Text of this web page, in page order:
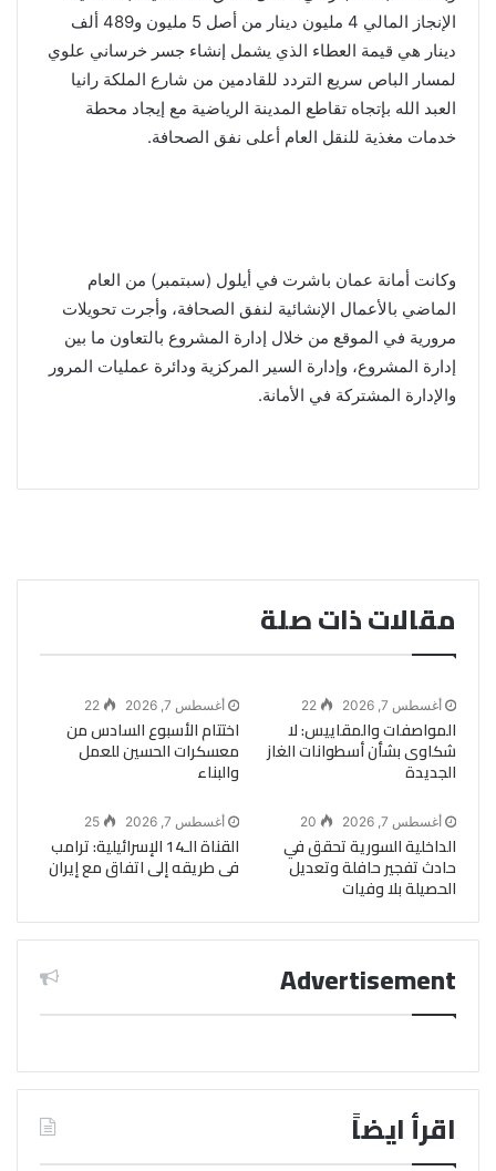
الإنجاز المالي 4 مليون دينار من أصل 5 مليون و489 ألف
دينار هي قيمة العطاء الذي يشمل إنشاء جسر خرساني علوي
لمسار الباص سريع التردد للقادمين من شارع الملكة رانيا
العبد الله بإتجاه تقاطع المدينة الرياضية مع إيجاد محطة
خدمات مغذية للنقل العام أعلى نفق الصحافة.
وكانت أمانة عمان باشرت في أيلول (سبتمبر) من العام
الماضي بالأعمال الإنشائية لنفق الصحافة، وأجرت تحويلات
مرورية في الموقع من خلال إدارة المشروع بالتعاون ما بين
إدارة المشروع، وإدارة السير المركزية ودائرة عمليات المرور
والإدارة المشتركة في الأمانة.
مقالات ذات صلة
أغسطس 7, 2026 22
المواصفات والمقاييس: لا
شكاوى بشأن أسطوانات الغاز
الجديدة
أغسطس 7, 2026 22
اختتام الأسبوع السادس من
معسكرات الحسين للعمل
والبناء
أغسطس 7, 2026 20
الداخلية السورية تحقق في
حادث تفجير حافلة وتعديل
الحصيلة بلا وفيات
أغسطس 7, 2026 25
القناة الـ14 الإسرائيلية: ترامب
فى طريقه إلى اتفاق مع إيران
Advertisement
اقرأ ايضاً